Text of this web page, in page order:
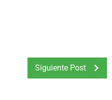
Siguiente Post